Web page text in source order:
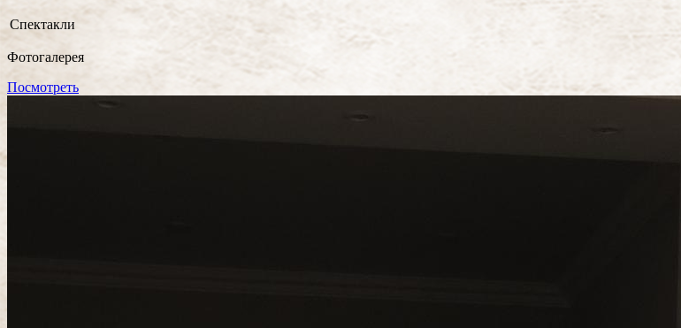
Спектакли
Фотогалерея
Посмотреть